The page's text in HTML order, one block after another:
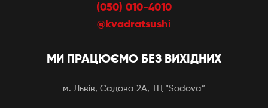
(050) 010-4010
@kvadratsushi
МИ ПРАЦЮЄМО БЕЗ ВИХІДНИХ
м. Львів, Садова 2А, ТЦ “Sodova”